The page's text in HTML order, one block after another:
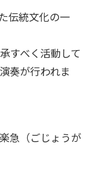
伝統文化の一
すべく活動して
奏が行われま
急（ごじょうが